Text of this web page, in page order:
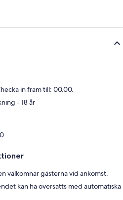
in fram till: 00.00.
- 18 år
välkomnar gästerna vid ankomst.
kan ha översatts med automatiska